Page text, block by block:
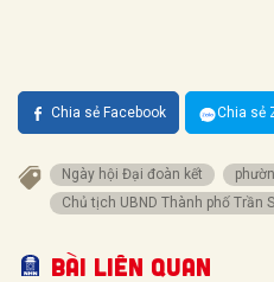
Chia sẻ Facebook Chia sẻ
Ngày hội Đại đoàn kết
Chủ tịch UBND Thành phố Trần
Bài liên quan